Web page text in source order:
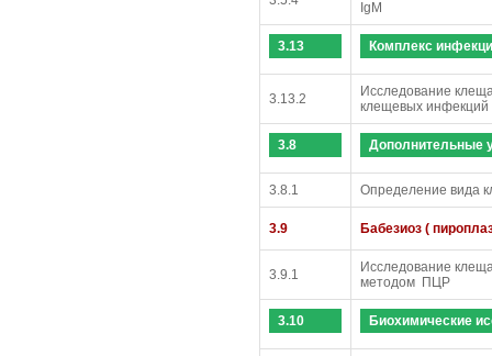
IgМ
3.13 Комплекс
3.13.2
Исследование
клещевых
3.8 Дополнительные
3.8.1 Определение вида
3.9 Бабезиоз (
3.9.1
Исследование
методом ПЦР
3.10 Биохимические